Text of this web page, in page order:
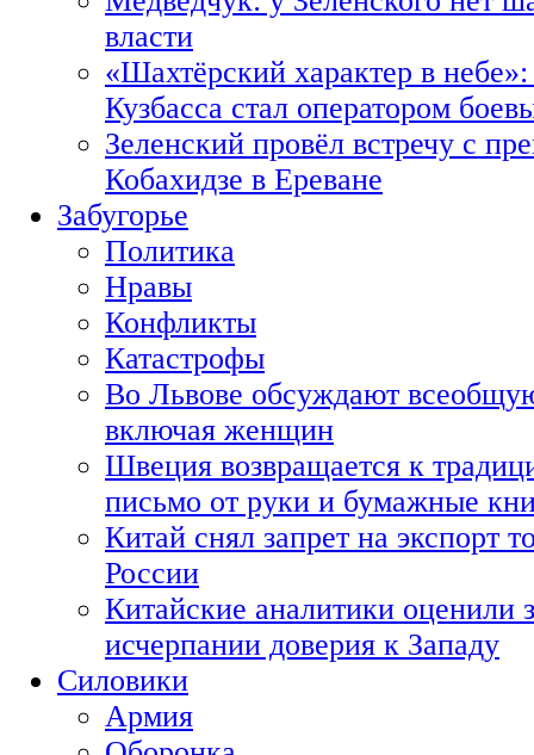
власти
«Шахтёрский характер в
Кузбасса стал оператором
Зеленский провёл встречу с
Кобахидзе в Ереване
Забугорье
Политика
Нравы
Конфликты
Катастрофы
Во Львове обсуждают
включая женщин
Швеция возвращается к
письмо от руки и бумажные
Китай снял запрет на экспорт
России
Китайские аналитики оценили
исчерпании доверия к Западу
Силовики
Армия